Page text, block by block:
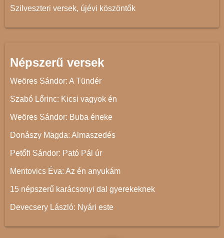
Szilveszteri versek, újévi köszöntők
Népszerű versek
Weöres Sándor: A Tündér
Szabó Lőrinc: Kicsi vagyok én
Weöres Sándor: Buba éneke
Donászy Magda: Almaszedés
Petőfi Sándor: Pató Pál úr
Mentovics Éva: Az én anyukám
15 népszerű karácsonyi dal gyerekeknek
Devecsery László: Nyári este